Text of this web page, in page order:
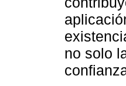
no solo